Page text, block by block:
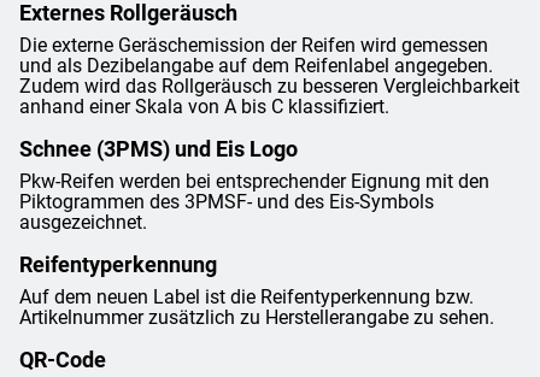
Externes Rollgeräusch
Die externe Geräschemission der Reifen wird gemessen
und als Dezibelangabe auf dem Reifenlabel angegeben.
Zudem wird das Rollgeräusch zu besseren Vergleichbarkeit
anhand einer Skala von A bis C klassifiziert.
Schnee (3PMS) und Eis Logo
Pkw-Reifen werden bei entsprechender Eignung mit den
Piktogrammen des 3PMSF- und des Eis-Symbols
ausgezeichnet.
Reifentyperkennung
Auf dem neuen Label ist die Reifentyperkennung bzw.
Artikelnummer zusätzlich zu Herstellerangabe zu sehen.
QR-Code